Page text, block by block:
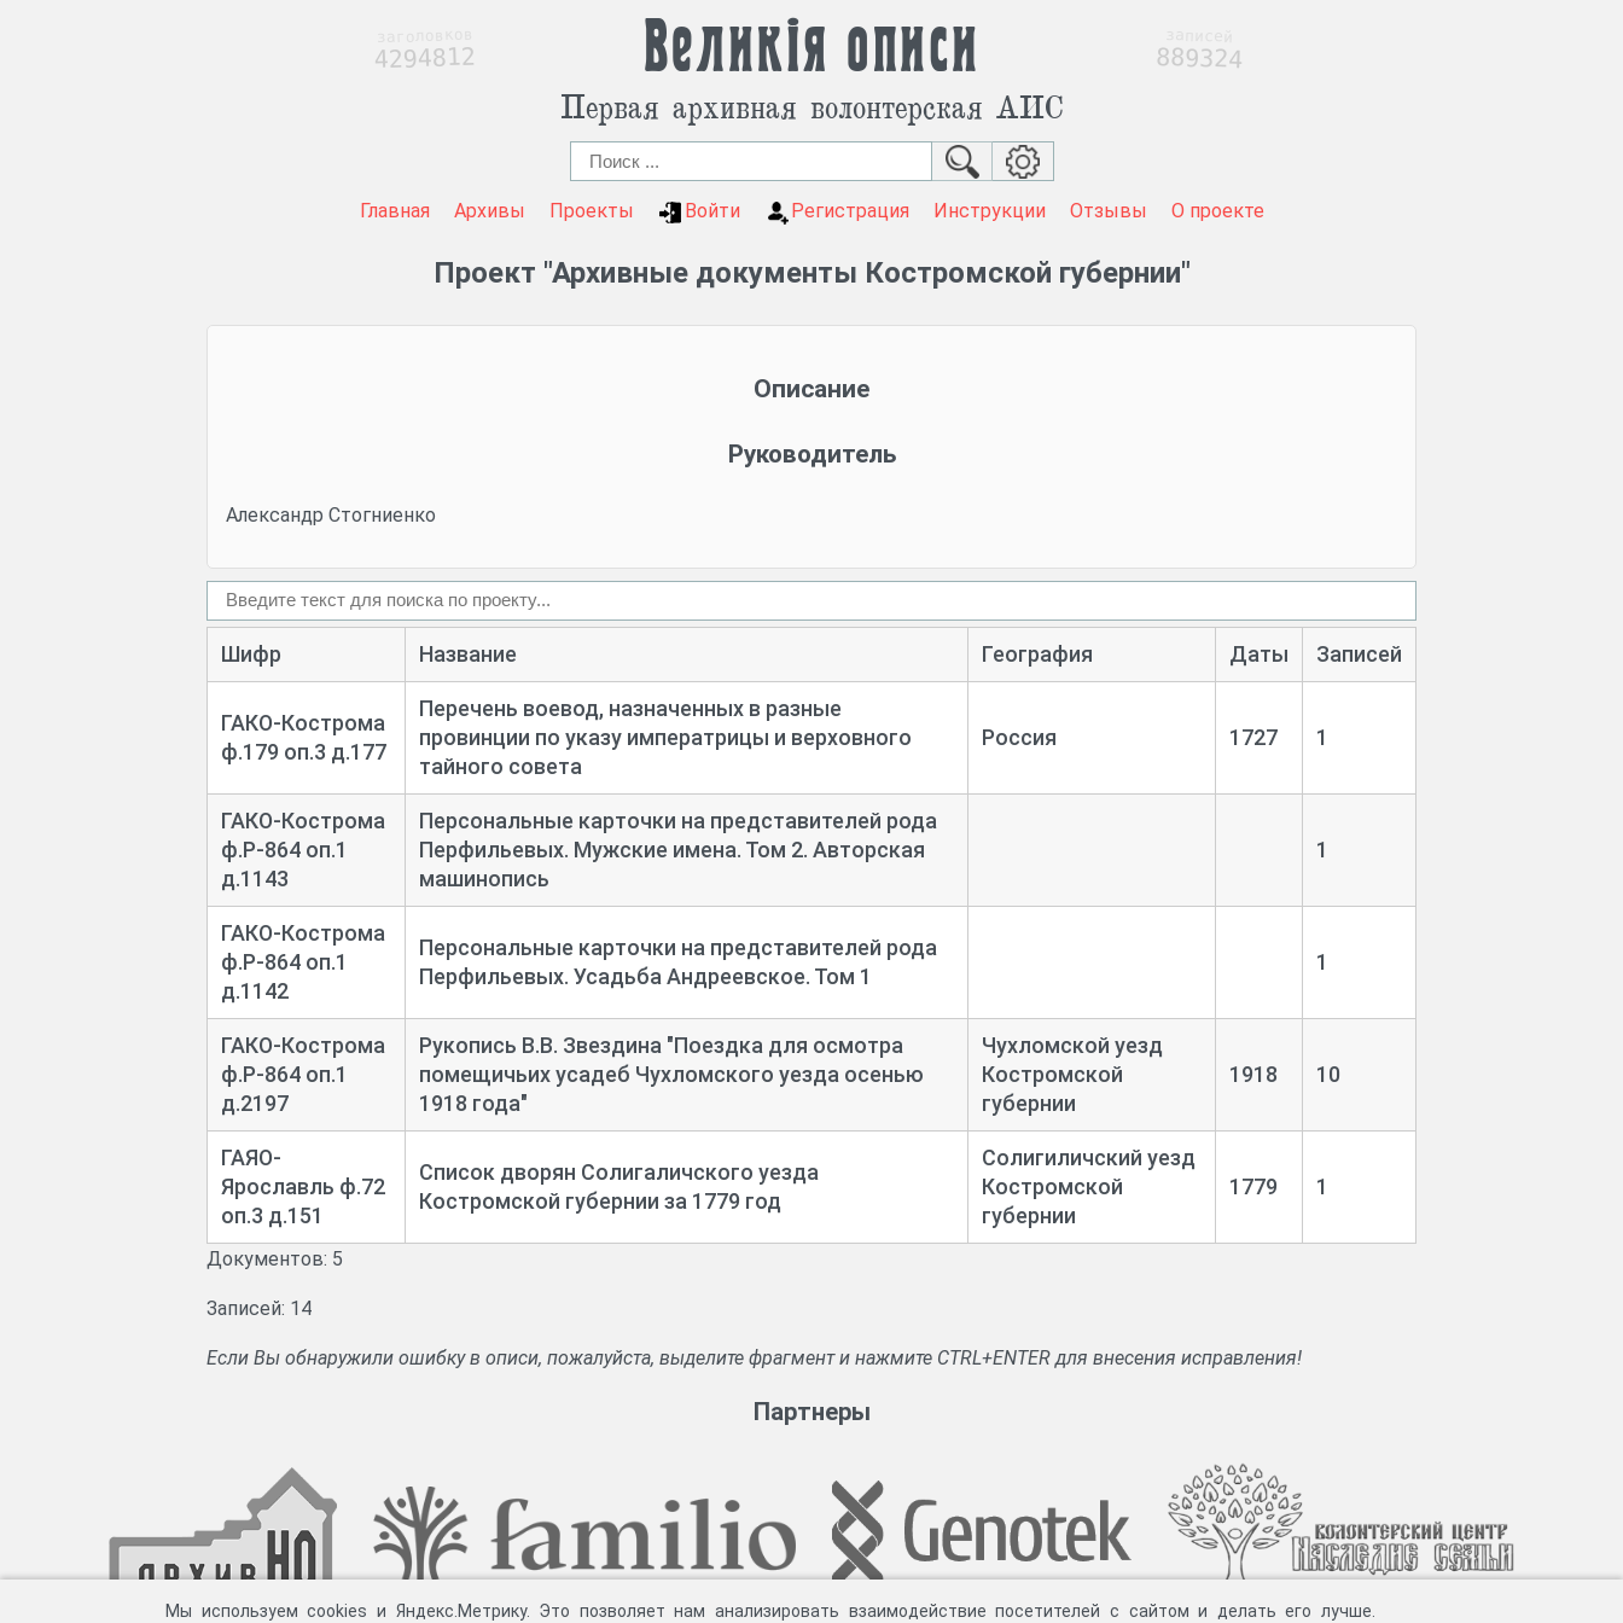
Великія описи
Первая архивная волонтерская АИС
Главная Архивы Проекты Войти Регистрация Инструкции Отзывы О проекте
Проект "Архивные документы Костромской губернии"
Описание
Руководитель
Александр Стогниенко
Шифр Название География Даты Записей
ГАКО-Кострома
ф.179 оп.3 д.177
Перечень воевод, назначенных в разные
провинции по указу императрицы и верховного
тайного совета
Россия 1727 1
ГАКО-Кострома
ф.Р-864 оп.1
д.1143
Персональные карточки на представителей рода
Перфильевых. Мужские имена. Том 2. Авторская
машинопись
1
ГАКО-Кострома
ф.Р-864 оп.1
д.1142
Персональные карточки на представителей рода
Перфильевых. Усадьба Андреевское. Том 1
1
ГАКО-Кострома
ф.Р-864 оп.1
д.2197
Рукопись В.В. Звездина "Поездка для осмотра
помещичьих усадеб Чухломского уезда осенью
1918 года"
Чухломской уезд
Костромской
губернии
1918 10
ГАЯО-
Ярославль ф.72
оп.3 д.151
Список дворян Солигаличского уезда
Костромской губернии за 1779 год
Солигиличский уезд
Костромской
губернии
1779 1
Документов: 5
Записей: 14
Если Вы обнаружили ошибку в описи, пожалуйста, выделите фрагмент и нажмите CTRL+ENTER для внесения исправления!
Партнеры
Мы используем cookies и Яндекс.Метрику. Это позволяет нам анализировать взаимодействие посетителей с сайтом и делать его лучше.
4294812 889324